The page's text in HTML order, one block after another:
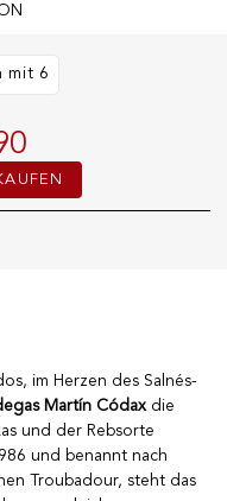
mit 6
im Herzen des Salnés-
Martín Códax die
und der Rebsorte
und benannt nach
Troubadour, steht das